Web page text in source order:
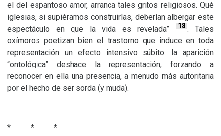
el del espantoso amor, arranca tales gritos religiosos. Qué
iglesias, si supiéramos construirlas, deberían albergar este
espectáculo en que la vida es revelada”
18 . Tales
oxímoros poetizan bien el trastorno que induce en toda
representación un efecto intensivo súbito: la aparición
“ontológica” deshace la representación, forzando a
reconocer en ella una presencia, a menudo más autoritaria
por el hecho de ser sorda (y muda).
* * *